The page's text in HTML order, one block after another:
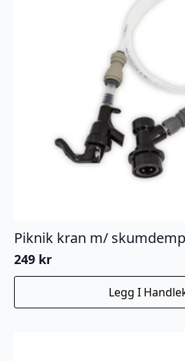
Piknik kran m/
249 kr
Legg I